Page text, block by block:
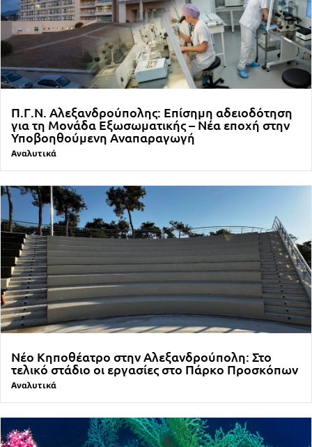
Π.Γ.Ν. Αλεξανδρούπολης: Επίσημη αδειοδότηση
για τη Μονάδα Εξωσωματικής – Νέα εποχή στην
Υποβοηθούμενη Αναπαραγωγή
Αναλυτικά
Νέο Κηποθέατρο στην Αλεξανδρούπολη: Στο
τελικό στάδιο οι εργασίες στο Πάρκο Προσκόπων
Αναλυτικά